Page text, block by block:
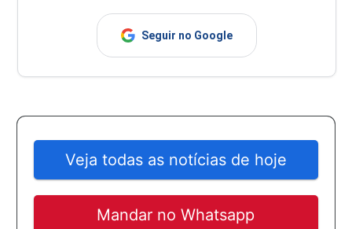
Seguir no Google
Veja todas as notícias de hoje
Mandar no Whatsapp